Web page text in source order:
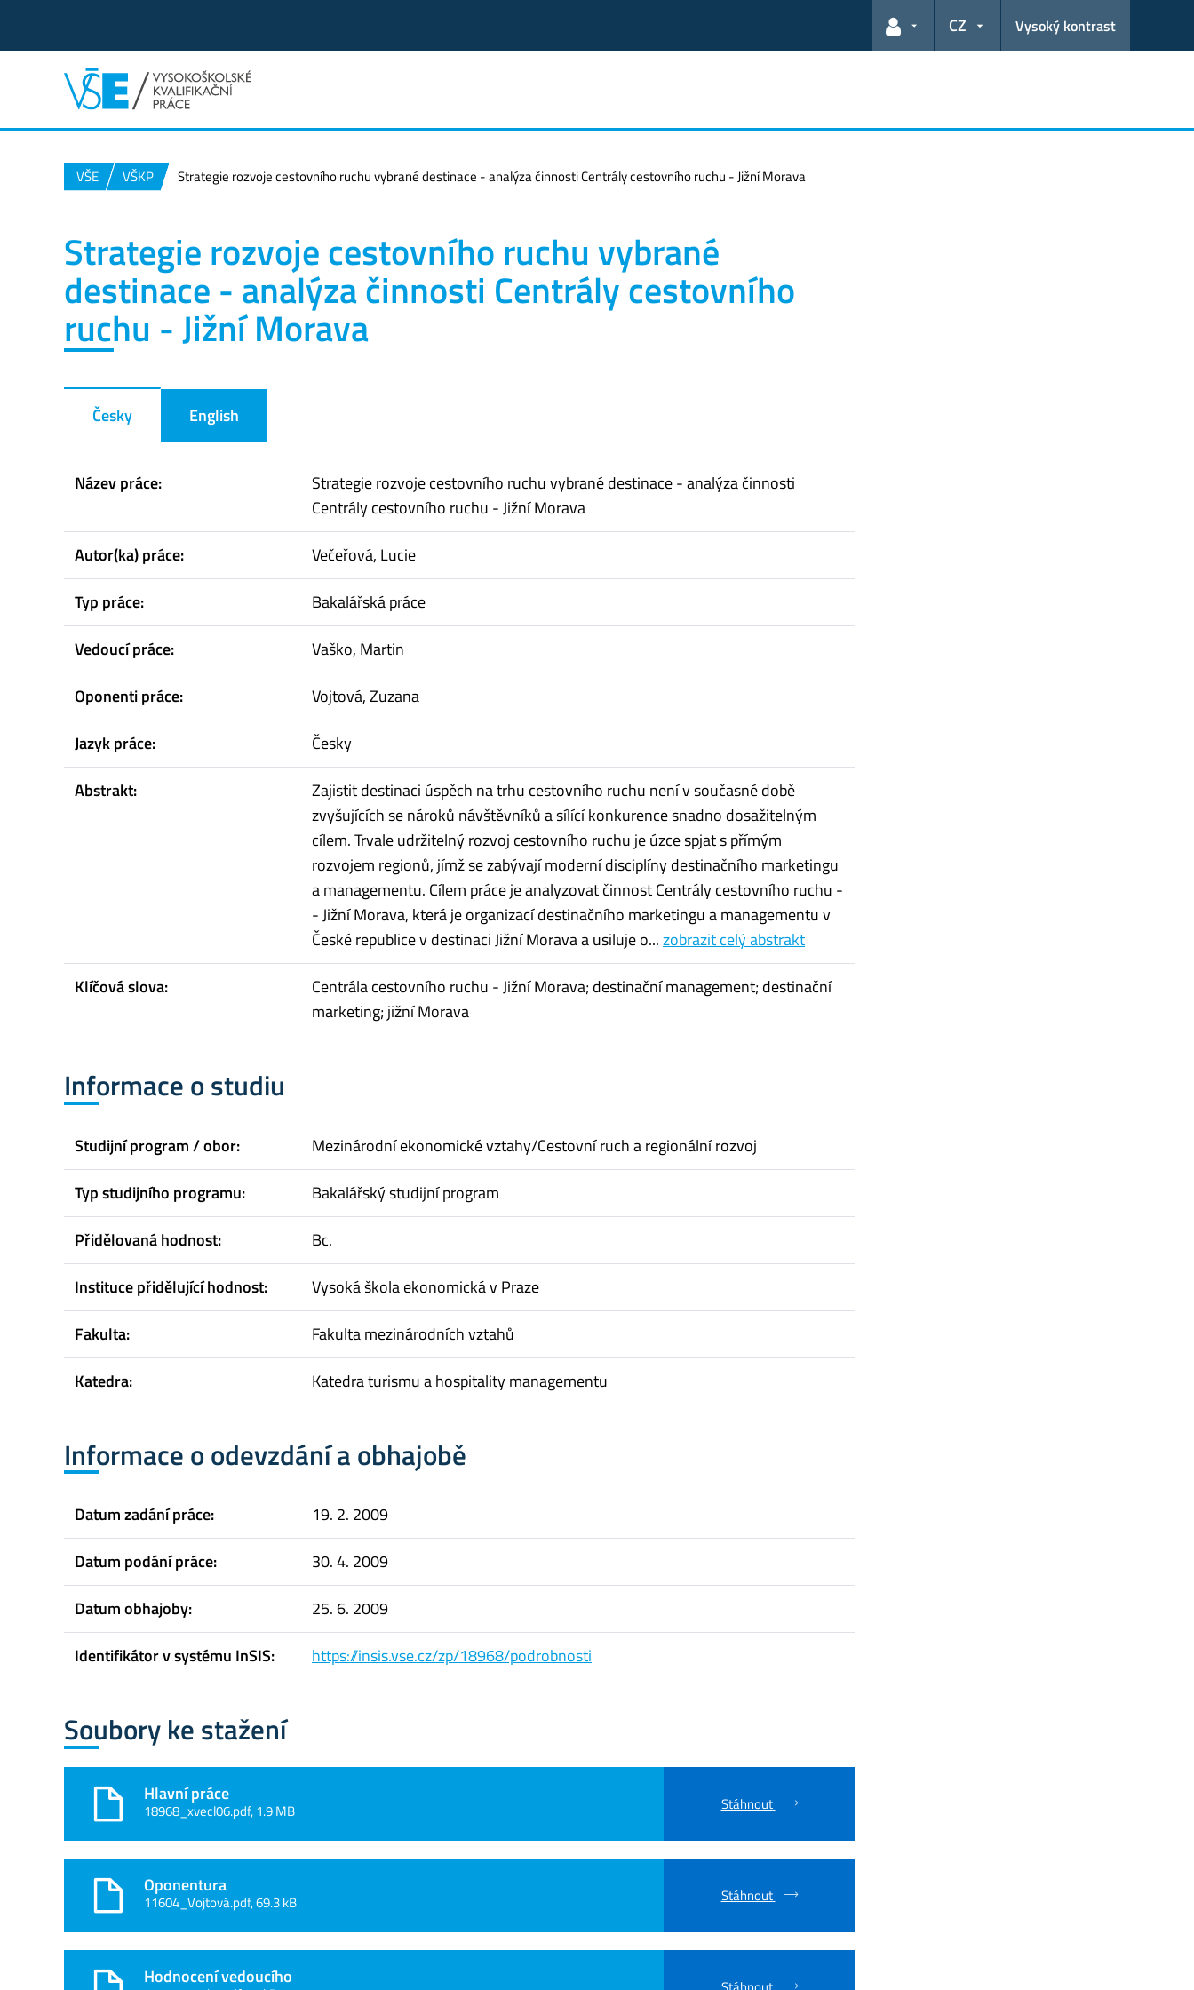
Odkazy pro uživatele
CZ Vysoký kontrast
VŠE VŠKP Strategie rozvoje cestovního ruchu vybrané destinace - analýza činnosti Centrály cestovního ruchu - Jižní Morava
Strategie rozvoje cestovního ruchu vybrané
destinace - analýza činnosti Centrály cestovního
ruchu - Jižní Morava
Česky English
Název práce:
Strategie rozvoje cestovního ruchu vybrané destinace - analýza činnosti
Centrály cestovního ruchu - Jižní Morava
Autor(ka) práce:
Večeřová, Lucie
Typ práce:
Bakalářská práce
Vedoucí práce:
Vaško, Martin
Oponenti práce:
Vojtová, Zuzana
Jazyk práce:
Česky
Abstrakt:
Zajistit destinaci úspěch na trhu cestovního ruchu není v současné době
zvyšujících se nároků návštěvníků a sílící konkurence snadno dosažitelným
cílem. Trvale udržitelný rozvoj cestovního ruchu je úzce spjat s přímým
rozvojem regionů, jímž se zabývají moderní disciplíny destinačního marketingu
a managementu. Cílem práce je analyzovat činnost Centrály cestovního ruchu -
- Jižní Morava, která je organizací destinačního marketingu a managementu v
České republice v destinaci Jižní Morava a usiluje o...zobrazit celý abstrakt
Klíčová slova:
Centrála cestovního ruchu - Jižní Morava; destinační management; destinační
marketing; jižní Morava
Informace o studiu
Studijní program / obor:
Mezinárodní ekonomické vztahy/Cestovní ruch a regionální rozvoj
Typ studijního programu:
Bakalářský studijní program
Přidělovaná hodnost:
Bc.
Instituce přidělující hodnost:
Vysoká škola ekonomická v Praze
Fakulta:
Fakulta mezinárodních vztahů
Katedra:
Katedra turismu a hospitality managementu
Informace o odevzdání a obhajobě
Datum zadání práce:
19. 2. 2009
Datum podání práce:
30. 4. 2009
Datum obhajoby:
25. 6. 2009
Identifikátor v systému InSIS:
https://insis.vse.cz/zp/18968/podrobnosti
Soubory ke stažení
Hlavní práce
18968_xvecl06.pdf, 1.9 MB Stáhnout
Oponentura
11604_Vojtová.pdf, 69.3 kB Stáhnout
Hodnocení vedoucího